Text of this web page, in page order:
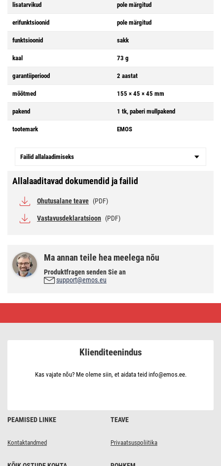
lisatarvikud pole märgitud
erifunktsioonid pole märgitud
funktsioonid sakk
kaal 73 g
garantiiperiood 2 aastat
mõõtmed 155 × 45 × 45 mm
pakend 1 tk, paberi mullpakend
tootemark EMOS
Failid allalaadimiseks
Allalaaditavad dokumendid ja failid
Ohutusalane teave (PDF)
Vastavusdeklaratsioon (PDF)
Ma annan teile hea meelega nõu
Produktfragen senden Sie an
support@emos.eu
P3210,
PEAMISED LINKE
Kontaktandmed
TEAVE
Privaatsuspoliitika
Klienditeenindus
Kas vajate nõu? Me oleme siin, et aidata teid info@emos.ee.